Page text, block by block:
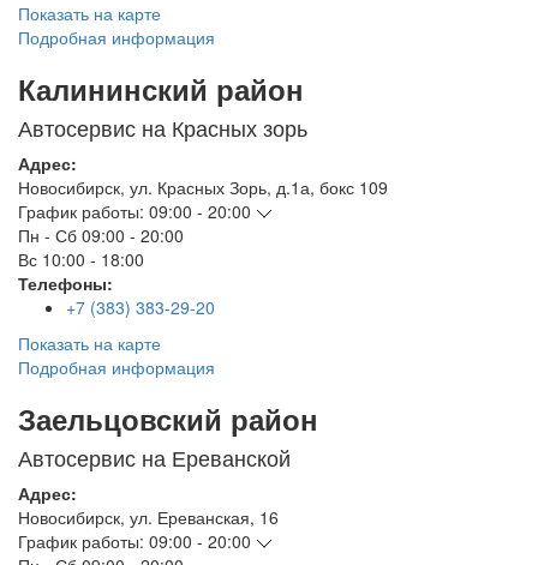
Показать на карте
Подробная информация
Калининский район
Автосервис на Красных зорь
Адрес:
Новосибирск, ул. Красных Зорь, д.1а, бокс 109
График работы: 09:00 - 20:00
Пн - Сб 09:00 - 20:00
Вс 10:00 - 18:00
Телефоны:
+7 (383) 383-29-20
Показать на карте
Подробная информация
Заельцовский район
Автосервис на Ереванской
Адрес:
Новосибирск, ул. Ереванская, 16
График работы: 09:00 - 20:00